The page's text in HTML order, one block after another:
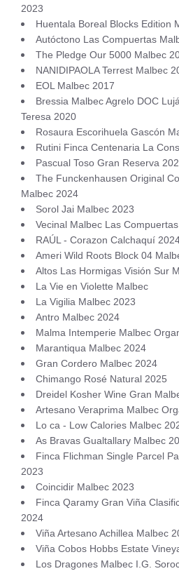
2023
Huentala Boreal Blocks Edition
Autóctono Las Compuertas
The Pledge Our 5000 Malbec
NANIDIPAOLA Terrest Malbec
EOL Malbec 2017
Bressia Malbec Agrelo DOC
Teresa 2020
Rosaura Escorihuela Gascón
Rutini Finca Centenaria La
Pascual Toso Gran Reserva
The Funckenhausen Original
Malbec 2024
Sorol Jai Malbec 2023
Vecinal Malbec Las
RAÚL - Corazon Calchaquí
Ameri Wild Roots Block 04
Altos Las Hormigas Visión Sur
La Vie en Violette Malbec
La Vigilia Malbec 2023
Antro Malbec 2024
Malma Intemperie Malbec
Marantiqua Malbec 2024
Gran Cordero Malbec 2024
Chimango Rosé Natural 2025
Dreidel Kosher Wine Gran
Artesano Veraprima Malbec
Lo ca - Low Calories Malbec
As Bravas Gualtallary Malbec
Finca Flichman Single Parcel
2023
Coincidir Malbec 2023
Finca Qaramy Gran Viña
2024
Viña Artesano Achillea Malbec
Viña Cobos Hobbs Estate
Los Dragones Malbec I.G.